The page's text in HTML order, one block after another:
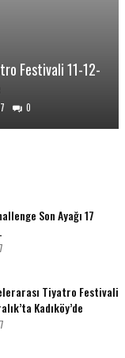
Festivali 11-12-
0
Son Ayağı 17
Tiyatro Festivali
Kadıköy’de